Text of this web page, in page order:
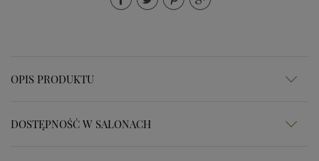
OPIS PRODUKTU
DOSTĘPNOŚĆ W SALONACH